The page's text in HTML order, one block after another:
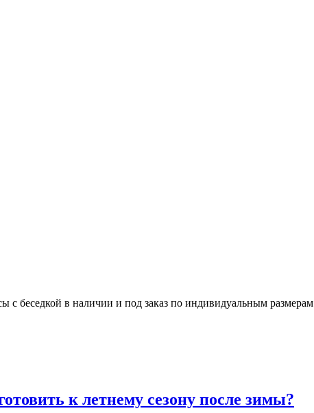
беседкой в наличии и под заказ по индивидуальным размерам
к летнему сезону после зимы?